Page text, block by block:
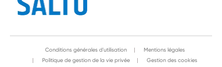
Conditions générales d'utilisation
Mentions légales
Politique de gestion de la vie privée
Gestion des cookies